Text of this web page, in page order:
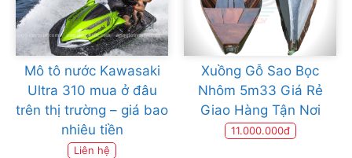
Mô tô nước Kawasaki
Ultra 310 mua ở đâu
trên thị trường – giá bao
nhiêu tiền
Liên hệ
Xuồng Gỗ Sao Bọc
Nhôm 5m33 Giá Rẻ
Giao Hàng Tận Nơi
11.000.000đ